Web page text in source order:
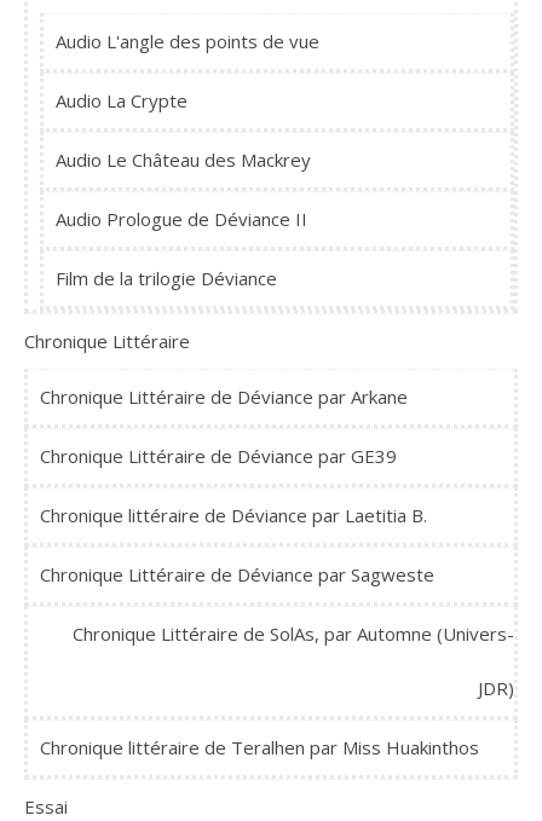
Audio L'angle des points de vue
Audio La Crypte
Audio Le Château des Mackrey
Audio Prologue de Déviance II
Film de la trilogie Déviance
Chronique Littéraire
Chronique Littéraire de Déviance par Arkane
Chronique Littéraire de Déviance par GE39
Chronique littéraire de Déviance par Laetitia B.
Chronique Littéraire de Déviance par Sagweste
Chronique Littéraire de SolAs, par Automne (Univers-
JDR)
Chronique littéraire de Teralhen par Miss Huakinthos
Essai